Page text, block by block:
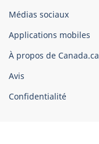
Organisation
gouvernement
du
Canada
Médias sociaux
Applications mobiles
À propos de Canada.ca
Avis
Confidentialité